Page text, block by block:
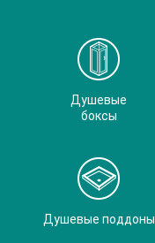
Душевые
боксы
Душевые поддоны